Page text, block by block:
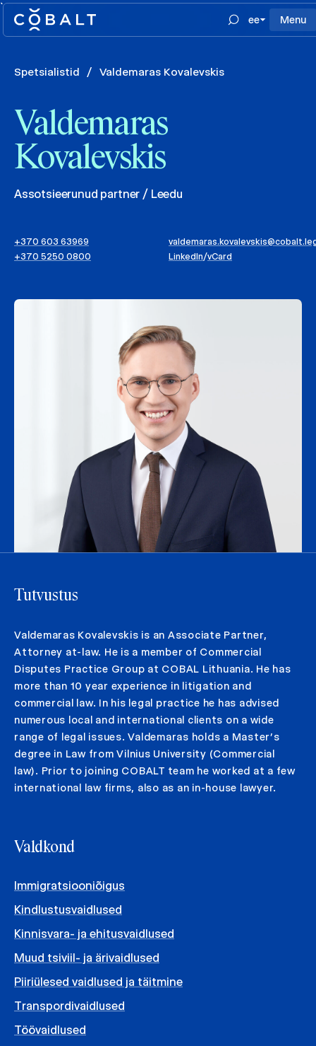
`
ee
Menu
Spetsialistid / Valdemaras Kovalevskis
Valdemaras
Kovalevskis
Assotsieerunud partner / Leedu
+370 603 63969
+370 5250 0800
LinkedIn/vCard
Tutvustus
Valdemaras Kovalevskis is an Associate Partner,
Attorney at-law. He is a member of Commercial
Disputes Practice Group at COBAL Lithuania. He has
more than 10 year experience in litigation and
commercial law. In his legal practice he has advised
numerous local and international clients on a wide
range of legal issues. Valdemaras holds a Master’s
degree in Law from Vilnius University (Commercial
law). Prior to joining COBALT team he worked at a few
international law firms, also as an in-house lawyer.
Valdkond
Immigratsiooniõigus
Kindlustusvaidlused
Kinnisvara- ja ehitusvaidlused
Muud tsiviil- ja ärivaidlused
Piiriülesed vaidlused ja täitmine
Transpordivaidlused
Töövaidlused